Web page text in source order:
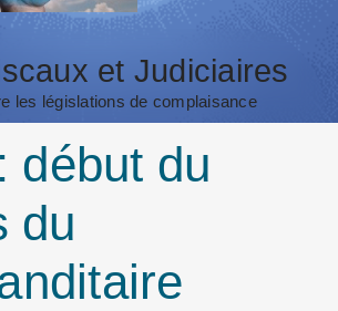
et Judiciaires
les législations de complaisance
début du
du